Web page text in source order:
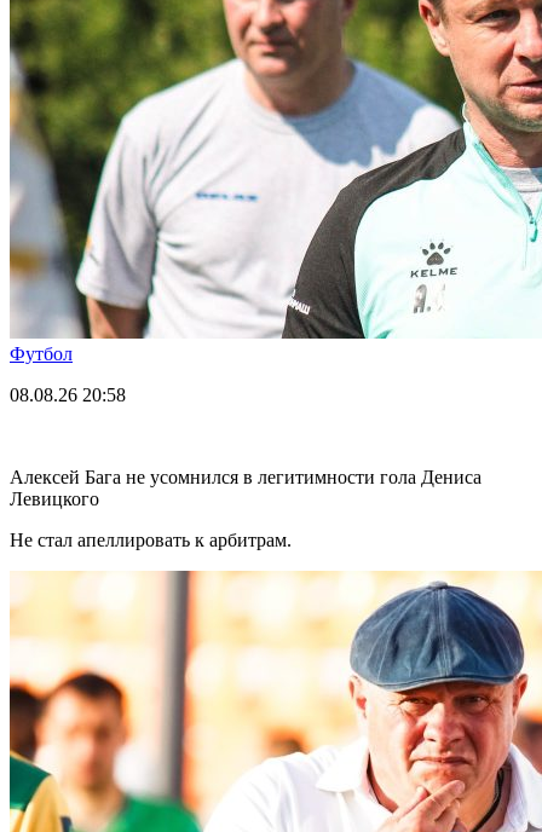
Футбол
08.08.26 20:58
Алексей Бага не усомнился в легитимности гола Дениса
Левицкого
Не стал апеллировать к арбитрам.